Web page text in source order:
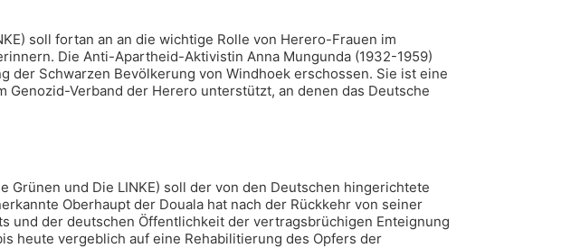
soll fortan an an die wichtige Rolle von Herero-Frauen im
Die Anti-Apartheid-Aktivistin Anna Mungunda (1932-1959)
Schwarzen Bevölkerung von Windhoek erschossen. Sie ist eine
Verband der Herero unterstützt, an denen das Deutsche
Grünen und Die LINKE) soll der von den Deutschen hingerichtete
Oberhaupt der Douala hat nach der Rückkehr von seiner
und der deutschen Öffentlichkeit der vertragsbrüchigen Enteignung
heute vergeblich auf eine Rehabilitierung des Opfers der